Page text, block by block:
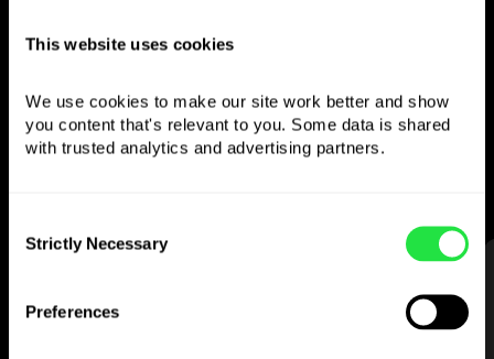
This website uses cookies
We use cookies to make our site work better and show
you content that's relevant to you. Some data is shared
with trusted analytics and advertising partners.
Selection
Strictly Necessary
Preferences
zoals je wilt
Stuur geld naar het buitenland,
neem op bij geldautomaten zonder